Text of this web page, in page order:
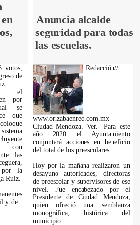
Anuncia alcalde
seguridad para todas
las escuelas.
votos,
de
el
por
se
que
con
las
por la
Ruiz.
y de
Redacción//
www.orizabaenred.com.mx
Ciudad Mendoza, Ver.- Para este
año 2020 el Ayuntamiento
conjuntará acciones en beneficio
del total de los preescolares.
Hoy por la mañana realizaron un
desayuno autoridades, directoras
de preescolar y supervisores de ese
nivel. Fue encabezado por el
Presidente de Ciudad Mendoza,
quien ofreció una semblanza
monográfica, histórica del
municipio.